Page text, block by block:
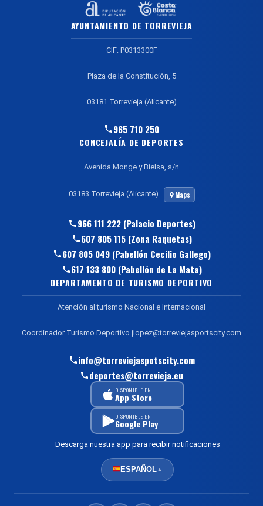
AYUNTAMIENTO DE TORREVIEJA
CIF: P0313300F
Plaza de la Constitución, 5
03181 Torrevieja (Alicante)
965 710 250
CONCEJALÍA DE DEPORTES
Avenida Monge y Bielsa, s/n
03183 Torrevieja (Alicante) Maps
966 111 222 (Palacio Deportes)
607 805 115 (Zona Raquetas)
607 805 049 (Pabellón Cecilio Gallego)
617 133 800 (Pabellón de La Mata)
DEPARTAMENTO DE TURISMO DEPORTIVO
Atención al turismo Nacional e Internacional
Coordinador Turismo Deportivo jlopez@torreviejasportscity.com
info@torreviejaspotscity.com
deportes@torrevieja.eu
DISPONIBLE EN
App Store
DISPONIBLE EN
Google Play
Descarga nuestra app para recibir notificaciones
ESPAÑOL▲